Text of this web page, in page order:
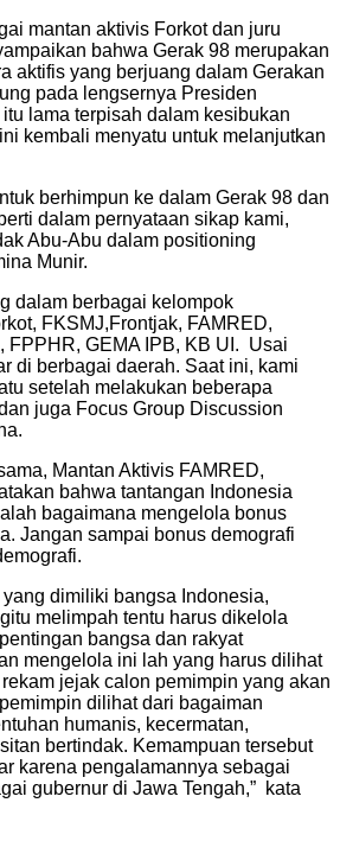
mantan aktivis Forkot dan juru
bahwa Gerak 98 merupakan
aktifis yang berjuang dalam Gerakan
pada lengsernya Presiden
lama terpisah dalam kesibukan
kembali menyatu untuk melanjutkan
berhimpun ke dalam Gerak 98 dan
dalam pernyataan sikap kami,
Abu-Abu dalam positioning
Munir.
dalam berbagai kelompok
FKSMJ,Frontjak, FAMRED,
FPPHR, GEMA IPB, KB UI. Usai
di berbagai daerah. Saat ini, kami
setelah melakukan beberapa
juga Focus Group Discussion
Mantan Aktivis FAMRED,
bahwa tantangan Indonesia
bagaimana mengelola bonus
Jangan sampai bonus demografi
dimiliki bangsa Indonesia,
melimpah tentu harus dikelola
bangsa dan rakyat
mengelola ini lah yang harus dilihat
jejak calon pemimpin yang akan
dilihat dari bagaiman
humanis, kecermatan,
bertindak. Kemampuan tersebut
karena pengalamannya sebagai
gubernur di Jawa Tengah,” kata